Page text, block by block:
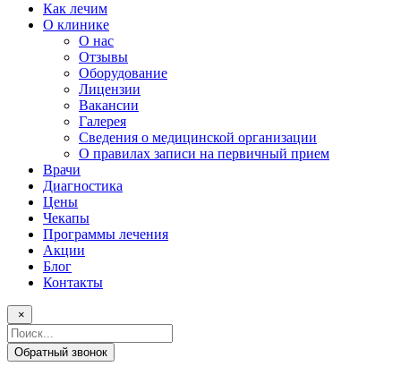
Как лечим
О клинике
О нас
Отзывы
Оборудование
Лицензии
Вакансии
Галерея
Сведения о медицинской организации
О правилах записи на первичный прием
Врачи
Диагностика
Цены
Чекапы
Программы лечения
Акции
Блог
Контакты
×
Поисковый
запрос
Обратный звонок